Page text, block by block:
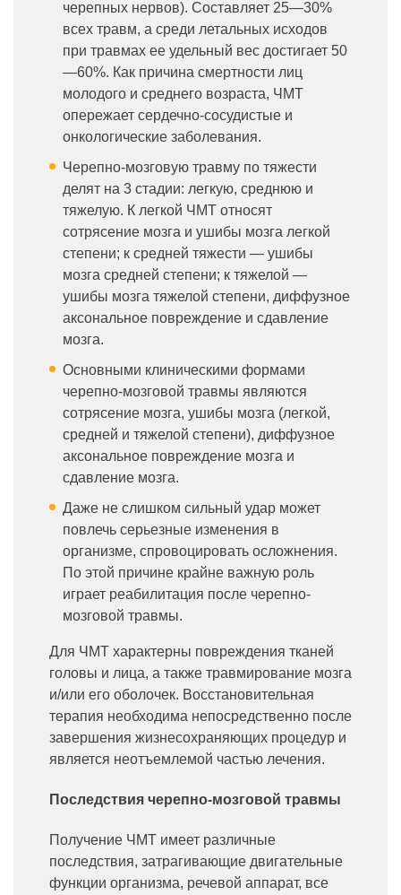
черепных нервов). Составляет 25—30%
всех травм, а среди летальных исходов
при травмах ее удельный вес достигает 50
—60%. Как причина смертности лиц
молодого и среднего возраста, ЧМТ
опережает сердечно-сосудистые и
онкологические заболевания.
Черепно-мозговую травму по тяжести
делят на 3 стадии: легкую, среднюю и
тяжелую. К легкой ЧМТ относят
сотрясение мозга и ушибы мозга легкой
степени; к средней тяжести — ушибы
мозга средней степени; к тяжелой —
ушибы мозга тяжелой степени, диффузное
аксональное повреждение и сдавление
мозга.
Основными клиническими формами
черепно-мозговой травмы являются
сотрясение мозга, ушибы мозга (легкой,
средней и тяжелой степени), диффузное
аксональное повреждение мозга и
сдавление мозга.
Даже не слишком сильный удар может
повлечь серьезные изменения в
организме, спровоцировать осложнения.
По этой причине крайне важную роль
играет реабилитация после черепно-
мозговой травмы.
Для ЧМТ характерны повреждения тканей
головы и лица, а также травмирование мозга
и/или его оболочек. Восстановительная
терапия необходима непосредственно после
завершения жизнесохраняющих процедур и
является неотъемлемой частью лечения.
Последствия черепно-мозговой травмы
Получение ЧМТ имеет различные
последствия, затрагивающие двигательные
функции организма, речевой аппарат, все